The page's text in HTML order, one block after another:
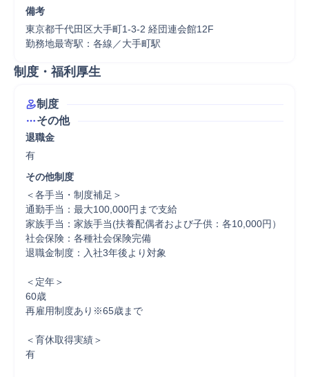
備考
東京都千代田区大手町1-3-2 経団連会館12F
勤務地最寄駅：各線／大手町駅
制度・福利厚生
制度
その他
退職金
有
その他制度
＜各手当・制度補足＞
通勤手当：最大100,000円まで支給
家族手当：家族手当(扶養配偶者および子供：各10,000円）
社会保険：各種社会保険完備
退職金制度：入社3年後より対象
＜定年＞
60歳
再雇用制度あり※65歳まで
＜育休取得実績＞
有